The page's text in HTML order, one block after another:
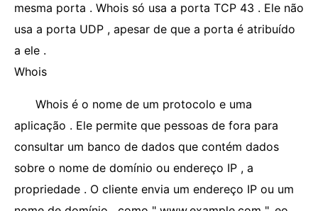
mesma porta . Whois só usa a porta TCP 43 . Ele não
usa a porta UDP , apesar de que a porta é atribuído
a ele .
Whois
Whois é o nome de um protocolo e uma
aplicação . Ele permite que pessoas de fora para
consultar um banco de dados que contém dados
sobre o nome de domínio ou endereço IP , a
propriedade . O cliente envia um endereço IP ou um